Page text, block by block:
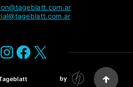
Instagram
Facebook
X
by